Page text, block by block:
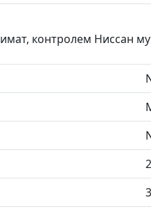
контролем Ниссан